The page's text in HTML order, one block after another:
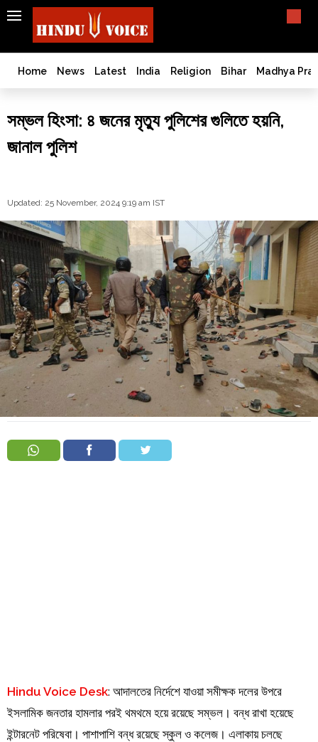
SEARCH
India
Bangladesh
West
World
History
Ghar
Politics
Law
&
Order
Hindu
Temples
Home News Latest India Religion Bihar Madhya
সম্ভল হিংসা: ৪ জনের মৃত্যু পুলিশের গুলিতে হয়নি,
জানাল পুলিশ
Updated: 25 November, 2024 9:19 am IST
Hindu Voice Desk: আদালতের নির্দেশে যাওয়া সমীক্ষক দলের উপরে
ইসলামিক জনতার হামলার পরই থমথমে হয়ে রয়েছে সম্ভল। বন্ধ রাখা হয়েছে
ইন্টারনেট পরিষেবা। পাশাপাশি বন্ধ রয়েছে স্কুল ও কলেজ। এলাকায় চলছে